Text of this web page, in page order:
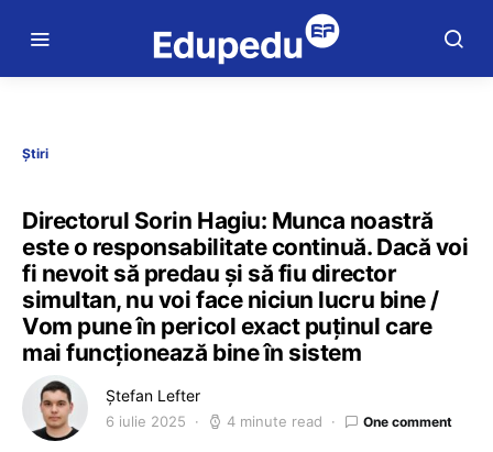
Știri
Directorul Sorin Hagiu: Munca noastră
este o responsabilitate continuă. Dacă voi
fi nevoit să predau și să fiu director
simultan, nu voi face niciun lucru bine /
Vom pune în pericol exact puținul care
mai funcționează bine în sistem
Ștefan Lefter
6 iulie 2025 4 minute read One comment